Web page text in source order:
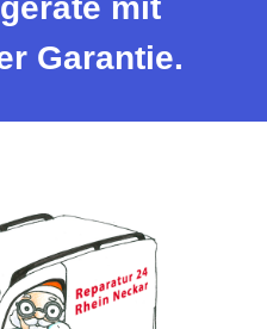
Garantie.